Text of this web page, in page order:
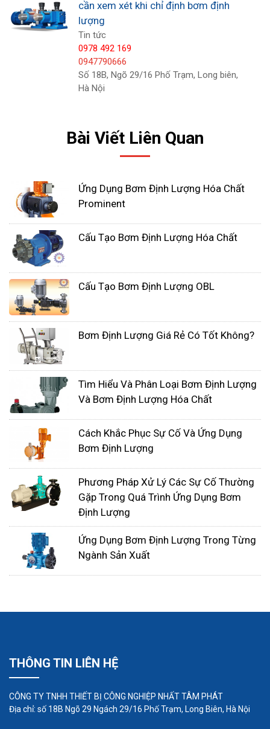
động cơ cho máy bơm định lượng. Chúng tôi sẽ
thảo luận về các yếu tố bổ sung trong các bài viết
việc chỉ định máy bơm định lượng cho ứng dụng
của bạn, hãy liên hệ với Nhất Tâm Phát để được
giải đáp thắc mắc. Chúng tôi luôn phản hồi nhanh
chóng.
Bơm định lượng hoá chất nào có
tuổi thọ tốt nhất?
Về bản chất, hầu hết các máy
hóa chất
cực. Điều này là do đầu ra có thể lặp lại và chính
xác là rất quan trọng đối với các ứng dụng tiêm
hóa chất vì bị lãng phí, việc tiêm hóa chất dư thừa
có thể làm hỏng quá trình cũng như khiến bạn tốn
rất nhiều tiền. Máy bơm màng loại chuyển vị tích
cực có đầu ra rất chính xác và lặp lại.
Nhưng để đạt được đầu ra có thể lặp lại, chính xác
cần xem xét khi chỉ định bơm định
lượng
Tin tức
0978 492 169
0947790666
Số 18B, Ngõ 29/16 Phố Trạm, Long biên,
Hà Nội
Bài Viết Liên Quan
Ứng Dụng Bơm Định Lượng Hóa Chất
Prominent
Cấu Tạo Bơm Định Lượng Hóa Chất
Cấu Tạo Bơm Định Lượng OBL
Bơm Định Lượng Giá Rẻ Có Tốt Không?
Tìm Hiểu Và Phân Loại Bơm Định Lượng
Và Bơm Định Lượng Hóa Chất
Cách Khắc Phục Sự Cố Và Ứng Dụng
Bơm Định Lượng
Phương Pháp Xử Lý Các Sự Cố Thường
Gặp Trong Quá Trình Ứng Dụng Bơm
Định Lượng
Ứng Dụng Bơm Định Lượng Trong Từng
Ngành Sản Xuất
THÔNG TIN LIÊN HỆ
CÔNG TY TNHH THIẾT BỊ CÔNG NGHIỆP NHẤT TÂM PHÁT
Địa chỉ: số 18B Ngõ 29 Ngách 29/16 Phố Trạm, Long Biên, Hà Nội